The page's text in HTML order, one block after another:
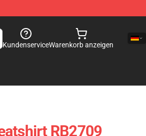
KundenserviceWarenkorb anzeigen
RB2709